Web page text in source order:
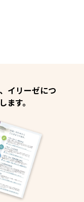
イリーゼにつ
す。